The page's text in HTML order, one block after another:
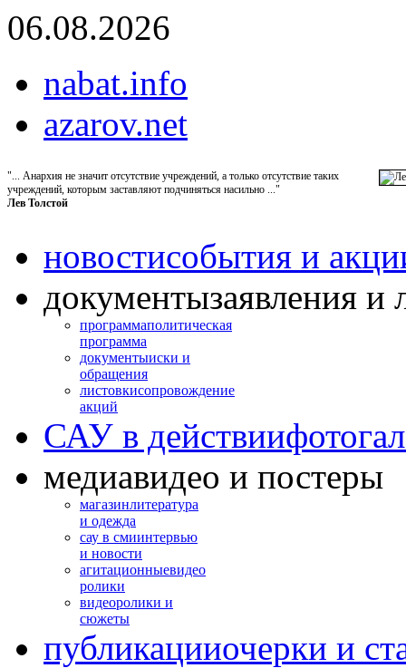
06.08.2026
nabat.info
azarov.net
"... Анархия не значит отсутствие учреждений, а только отсутствие таких
учреждений, которым заставляют подчиняться насильно ..."
Лев Толстой
новостисобытия и
документызаявления и
программаполитическая
программа
документыиски и
обращения
листовкисопровождение
акций
САУ в действии
медиавидео и постеры
магазинлитература
и одежда
сау в смиинтервью
и новости
агитационныевидео
ролики
видеоролики и
сюжеты
публикацииочерки и